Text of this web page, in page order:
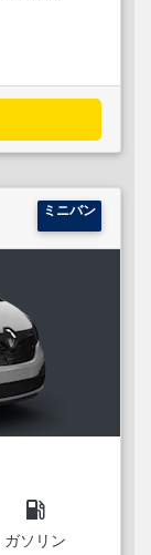
ミニバン
local_gas_station
ガソリン